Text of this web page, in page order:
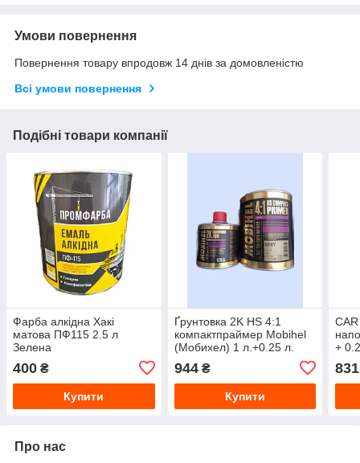
Умови повернення
Повернення товару впродовж 14 днів за домовленістю
Всі умови повернення
Подібні товари компанії
Фарба алкідна Хакі
матова ПФ115 2.5 л
Зелена
400 ₴
Купити
Ґрунтовка 2K HS 4:1
компактпраймер Mobihel
(Мобихел) 1 л.+0.25 л.
944₴
Купити
+
Про нас